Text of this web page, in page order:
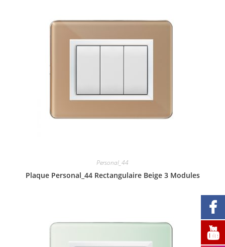
Personal_44
Plaque Personal_44 Rectangulaire Beige 3 Modules